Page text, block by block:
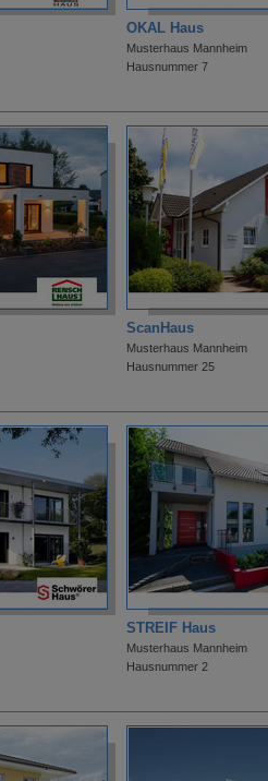
OKAL Haus
Musterhaus Mannheim
Hausnummer 7
ScanHaus
Musterhaus Mannheim
Hausnummer 25
STREIF Haus
Musterhaus Mannheim
Hausnummer 2